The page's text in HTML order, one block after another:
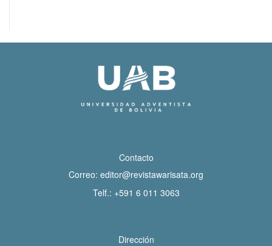
Contacto
Correo: editor@revistawarisata.org
Telf.: +591 6 011 3063
Dirección